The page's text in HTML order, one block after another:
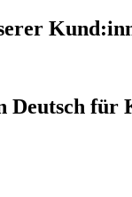
Deutsch